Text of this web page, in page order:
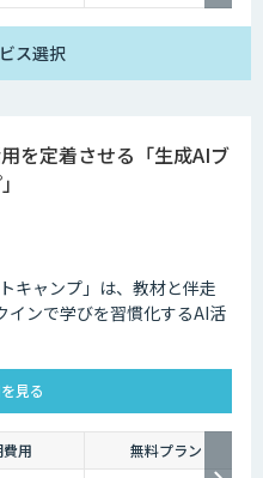
ス選択
を定着させる「生成AIブ
キャンプ」は、教材と伴走
インで学びを習慣化するAI活
見る
用
無料プラン